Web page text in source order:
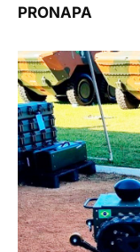
PRONAPA